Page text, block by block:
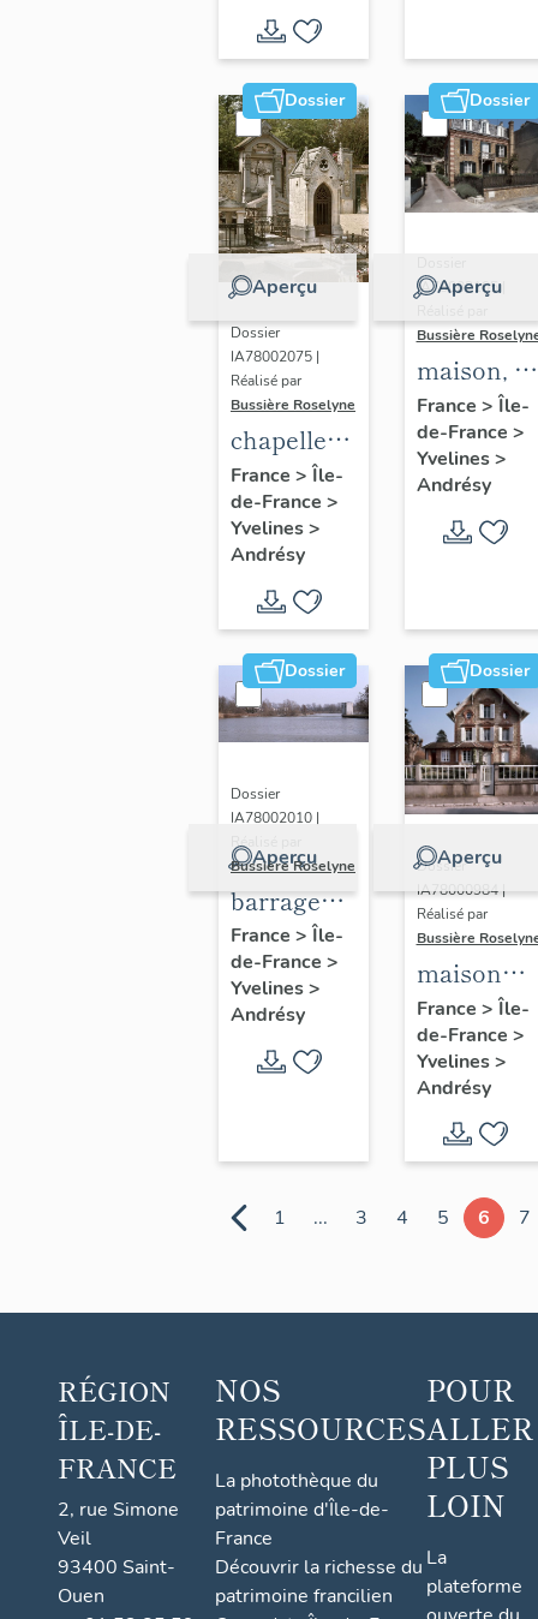
Dossier
Aperçu
Dossier
IA78002075 |
Réalisé par
Bussière Roselyne
chapelle
funéraire
de style
néo-
gothique
des
familles
Poulain et
Coulon
France > Île-
de-France >
Yvelines>
Andrésy
Dossier
Aperçu
IA78002105 |
Bussière
maison, 80
rue du
Général-
Leclerc
France > Île-
de-France >
Yvelines>
Andrésy
Dossier
Aperçu
Dossier
IA78002010 |
Réalisé par
Bussière Roselyne
barrage
mobile à
fermettes
et
aiguilles,
écluse de
barrage à
hausses
mobiles
France > Île-
de-France >
Yvelines>
Andrésy
Dossier
Aperçu
Dossier
IA78000984 |
Réalisé par
Bussière
maison
dite la
Cigogne,
67 rue du
Général-
Leclerc
France > Île-
de-France >
Yvelines>
Andrésy
1 ... 3 4 5 6 7
RÉGION
ÎLE-DE-
FRANCE
2, rue Simone
Veil
93400 Saint-
Ouen
NOS
RESSOURCES
La photothèque du
patrimoine d'Île-de-
France
Découvrir la richesse du
patrimoine francilien
POUR
ALLER
PLUS
LOIN
La
plateforme